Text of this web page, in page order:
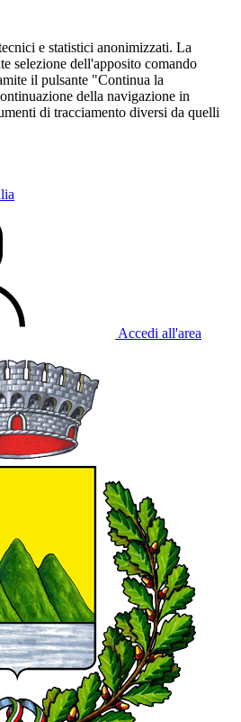
e statistici anonimizzati. La
selezione dell'apposito comando
il pulsante "Continua la
della navigazione in
di tracciamento diversi da quelli
Accedi all'area